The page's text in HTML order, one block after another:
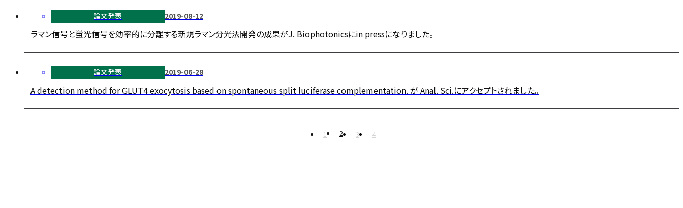
論文発表 2019-08-12
ラマン信号と蛍光信号を効率的に分離する新規ラマン分光法開発の成果がJ. Biophotonicsにin pressになりました。
論文発表 2019-06-28
A detection method for GLUT4 exocytosis based on spontaneous split luciferase complementation. が Anal. Sci.にアクセプトされました。
1 2 3 4